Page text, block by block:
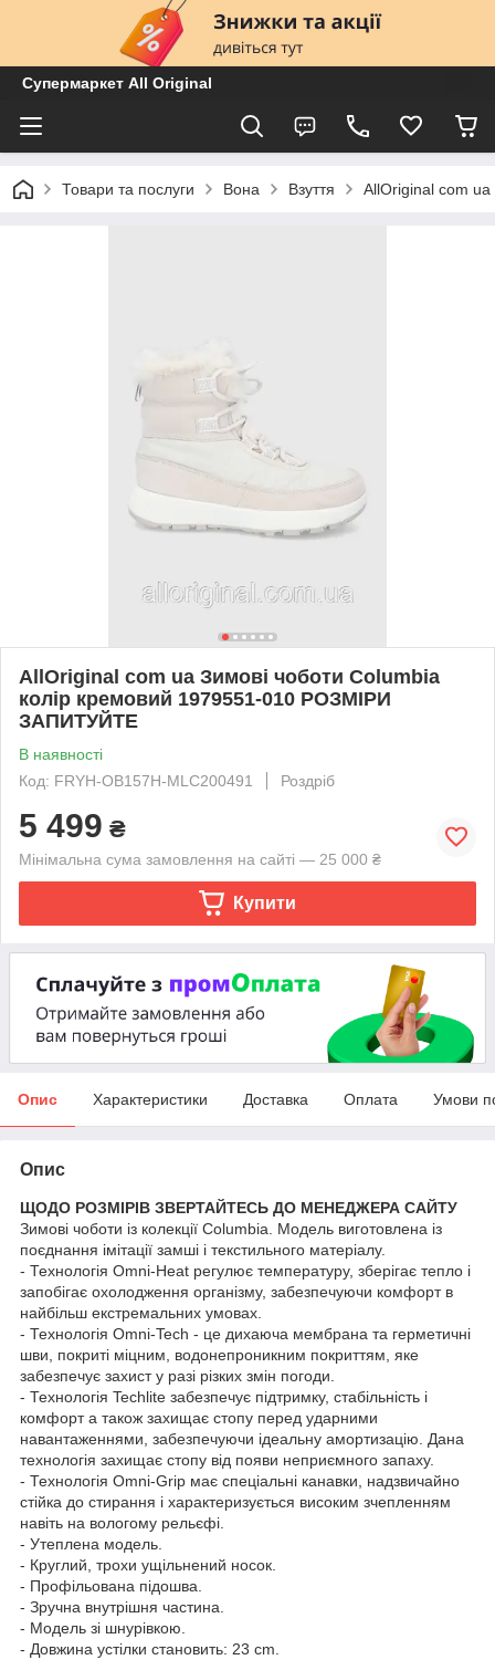
Супермаркет All Original
Товари та послуги Вона Взуття AllOriginal com
AllOriginal com ua Зимові чоботи Columbia
колір кремовий 1979551-010 РОЗМІРИ
ЗАПИТУЙТЕ
В наявності
Код: FRYH-OB157H-MLC200491
Роздріб
5 499 ₴
Мінімальна сума замовлення на сайті — 25 000 ₴
Купити
Опис Характеристики Доставка Оплата Умови
Опис
ЩОДО РОЗМІРІВ ЗВЕРТАЙТЕСЬ ДО МЕНЕДЖЕРА САЙТУ
Зимові чоботи із колекції Columbia. Модель виготовлена із
поєднання імітації замші і текстильного матеріалу.
- Технологія Omni-Heat регулює температуру, зберігає тепло і
запобігає охолодження організму, забезпечуючи комфорт в
найбільш екстремальних умовах.
- Технологія Omni-Tech - це дихаюча мембрана та герметичні
шви, покриті міцним, водонепроникним покриттям, яке
забезпечує захист у разі різких змін погоди.
- Технологія Techlite забезпечує підтримку, стабільність і
комфорт а також захищає стопу перед ударними
навантаженнями, забезпечуючи ідеальну амортизацію. Дана
технологія захищає стопу від появи неприємного запаху.
- Технологія Omni-Grip має спеціальні канавки, надзвичайно
стійка до стирання і характеризується високим зчепленням
навіть на вологому рельєфі.
- Утеплена модель.
- Круглий, трохи ущільнений носок.
- Профільована підошва.
- Зручна внутрішня частина.
- Модель зі шнурівкою.
- Довжина устілки становить: 23 cm.